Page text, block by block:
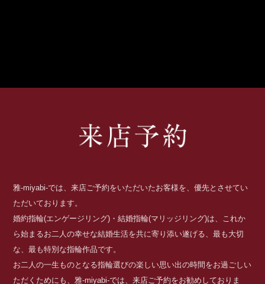
雅-miyabi-では、来店ご予約をいただいたお客様を、優先とさせてい
ただいております。
婚約指輪(エンゲージリング)・結婚指輪(マリッジリング)は、これか
ら始まるお二人の幸せな結婚生活を共に寄り添い遂げる、最も大切
な、最も特別な指輪作品です。
お二人の一生ものとなる指輪選びの楽しい思い出の時間をお過ごしい
ただくためにも、雅-miyabi-では、来店ご予約をお勧めしておりま